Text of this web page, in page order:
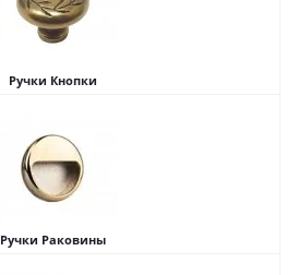
Ручки Кнопки
Ручки Раковины